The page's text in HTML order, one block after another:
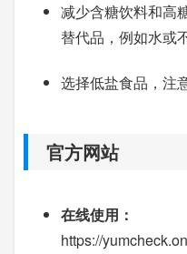
减少含糖饮料和高
替代品，例如水或
选择低盐食品，注
官方网站
在线使用：
https://